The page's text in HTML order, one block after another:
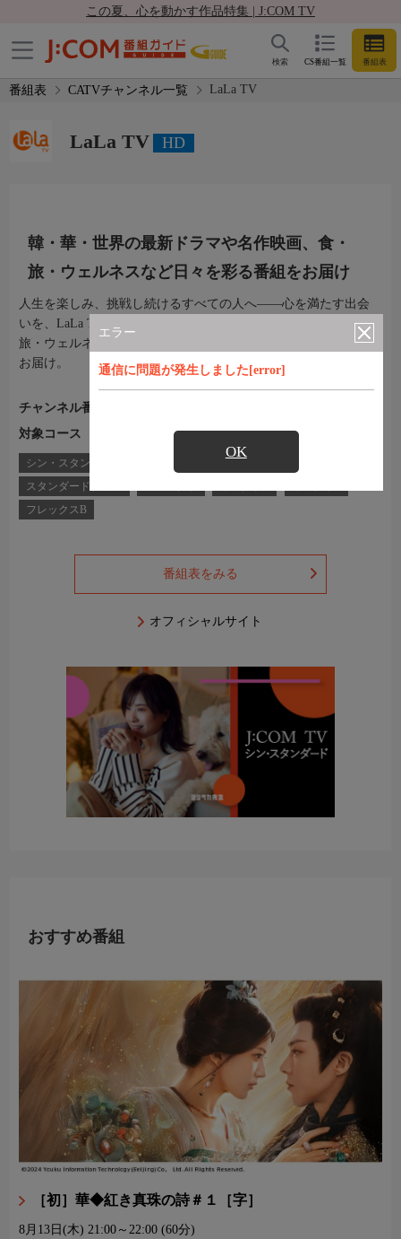
この夏、心を動かす作品特集 | J:COM TV
CS番組一覧 番組表
検索
番組表 CATVチャンネル一覧 LaLa TV
エラー
通信に問題が発生しました[error]
OK
LaLa TV HD
韓・華・世界の最新ドラマや名作映画、食・
旅・ウェルネスなど日々を彩る番組をお届け
人生を楽しみ、挑戦し続けるすべての人へ——心を満たす出会
いを、LaLa TVで。韓・華・世界の最新ドラマや名作映画、食・
旅・ウェルネスなどのライフスタイルまで、日々を彩る番組を
お届け。
チャンネル番号
対象コース
J:COM TVコース一覧
シン・スタンダード シン・スタンダードプラス
スタンダードプラス
フレックスB
番組表をみる
オフィシャルサイト
おすすめ番組
［初］華◆紅き真珠の詩＃１［字］
8月13日(木)21:00～22:00 (60分)